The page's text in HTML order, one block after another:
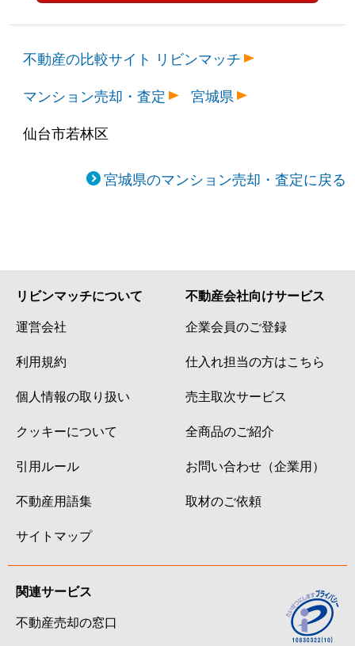
不動産の比較サイト リビンマッチ
マンション売却・査定
宮城県
仙台市若林区
宮城県のマンション売却・査定に戻る
リビンマッチについて
運営会社
利用規約
個人情報の取り扱い
クッキーについて
引用ルール
不動産用語集
サイトマップ
不動産会社向けサービス
企業会員のご登録
仕入れ担当の方はこちら
売主取次サービス
全商品のご紹介
お問い合わせ（企業用）
取材のご依頼
関連サービス
不動産売却の窓口